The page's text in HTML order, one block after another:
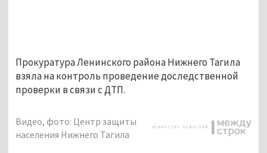
Прокуратура Ленинского района Нижнего Тагила
взяла на контроль проведение доследственной
проверки в связи с ДТП.
Видео, фото: Центр защиты
населения Нижнего Тагила